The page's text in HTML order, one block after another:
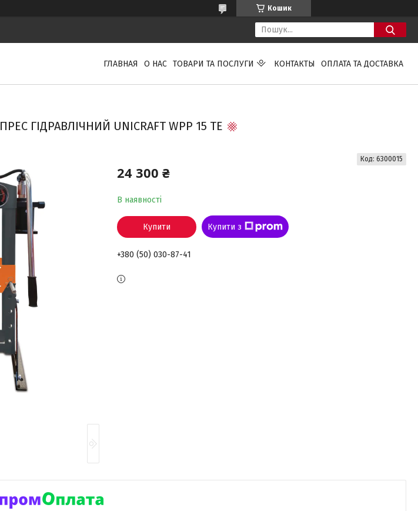
Кошик
ГЛАВНАЯ О НАС ТОВАРИ ТА ПОСЛУГИ КОНТАКТЫ ОПЛАТА ТА ДОСТАВКА
ПРЕС ГІДРАВЛІЧНИЙ UNICRAFT WPP 15 TE
24 300 ₴
В наявності
Код: 6300015
Купити Купити з
+380 (50) 030-87-41